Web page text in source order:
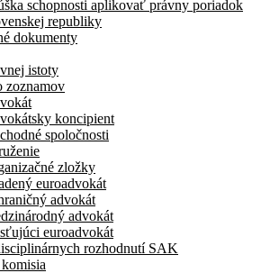
schopnosti aplikovať právny poriadok
republiky
dokumenty
istoty
zoznamov
koncipient
spoločnosti
zložky
euroadvokát
advokát
advokát
euroadvokát
rozhodnutí SAK